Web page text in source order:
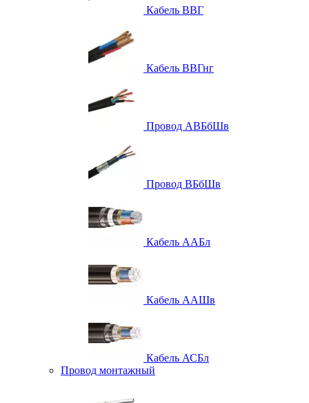
Кабель ВВГ
Кабель ВВГнг
Провод АВБбШв
Провод ВБбШв
Кабель ААБл
Кабель ААШв
Кабель АСБл
Провод монтажный